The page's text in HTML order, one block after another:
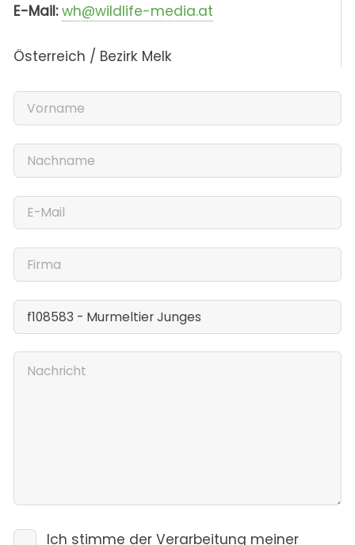
E-Mail: wh@wildlife-media.at
Österreich / Bezirk Melk
Ich stimme der Verarbeitung meiner